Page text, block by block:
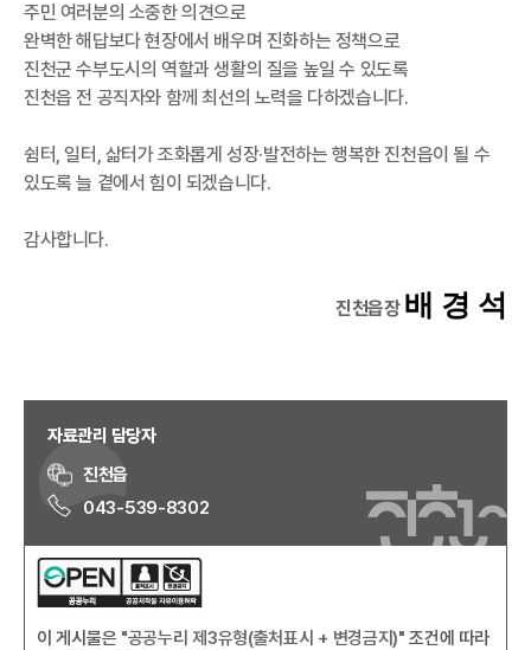
주민 여러분의 소중한 의견으로
완벽한 해답보다 현장에서 배우며 진화하는 정책으로
진천군 수부도시의 역할과 생활의 질을 높일 수 있도록
진천읍 전 공직자와 함께 최선의 노력을 다하겠습니다.
쉼터, 일터, 삶터가 조화롭게 성장·발전하는 행복한 진천읍이 될 수
있도록 늘 곁에서 힘이 되겠습니다.
감사합니다.​
진천읍장 배 경 석
자료관리 담당자
진천읍
043-539-8302
이 게시물은 "공공누리 제3유형(출처표시 + 변경금지)" 조건에 따라